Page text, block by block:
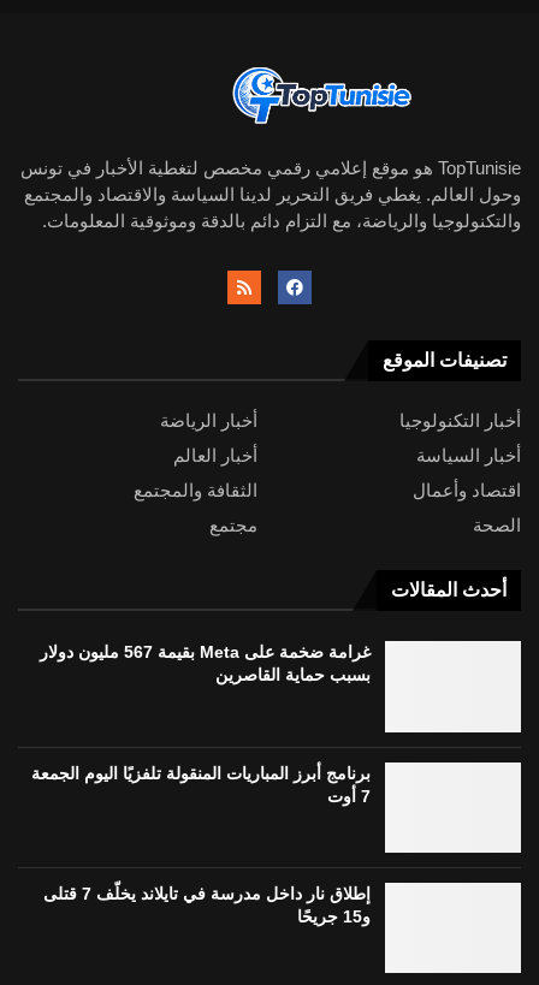
TopTunisie هو موقع إعلامي رقمي مخصص لتغطية الأخبار في تونس
وحول العالم. يغطي فريق التحرير لدينا السياسة والاقتصاد والمجتمع
والتكنولوجيا والرياضة، مع التزام دائم بالدقة وموثوقية المعلومات.
تصنيفات الموقع
أخبار التكنولوجيا
أخبار الرياضة
أخبار السياسة
أخبار العالم
اقتصاد وأعمال
الثقافة والمجتمع
الصحة
مجتمع
أحدث المقالات
غرامة ضخمة على Meta بقيمة 567 مليون دولار
بسبب حماية القاصرين
برنامج أبرز المباريات المنقولة تلفزيًا اليوم الجمعة
7 أوت
إطلاق نار داخل مدرسة في تايلاند يخلّف 7 قتلى
و15 جريحًا